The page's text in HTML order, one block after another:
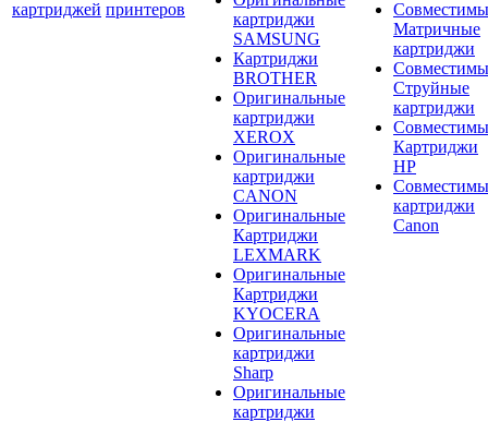
картриджей принтеров
картриджи
SAMSUNG
Картриджи
BROTHER
Оригинальные
картриджи
XEROX
Оригинальные
картриджи
CANON
Оригинальные
Картриджи
LEXMARK
Оригинальные
Картриджи
KYOCERA
Оригинальные
картриджи
Sharp
Оригинальные
картриджи
Матричные
картриджи
Струйные
картриджи
Картриджи
HP
картриджи
Canon